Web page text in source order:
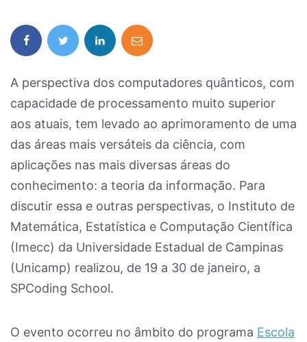
A perspectiva dos computadores quânticos, com
capacidade de processamento muito superior
aos atuais, tem levado ao aprimoramento de uma
das áreas mais versáteis da ciência, com
aplicações nas mais diversas áreas do
conhecimento: a teoria da informação. Para
discutir essa e outras perspectivas, o Instituto de
Matemática, Estatística e Computação Científica
(Imecc) da Universidade Estadual de Campinas
(Unicamp) realizou, de 19 a 30 de janeiro, a
SPCoding School.
O evento ocorreu no âmbito do programa Escola